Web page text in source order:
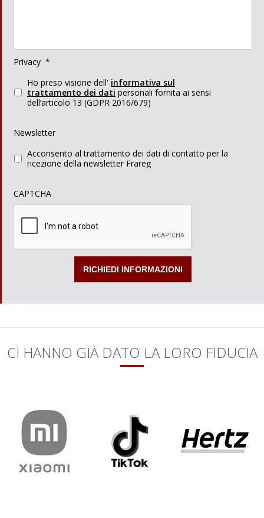
Privacy *
Ho preso visione dell' informativa sul
trattamento dei dati personali fornita ai sensi
dell’articolo 13 (GDPR 2016/679)
Newsletter
Acconsento al trattamento dei dati di contatto per la
ricezione della newsletter Frareg
CAPTCHA
CI HANNO GIÀ DATO LA LORO FIDUCIA